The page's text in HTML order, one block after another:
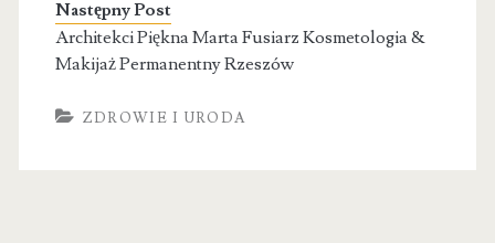
Następny Post
Architekci Piękna Marta Fusiarz Kosmetologia &
Makijaż Permanentny Rzeszów
ZDROWIE I URODA